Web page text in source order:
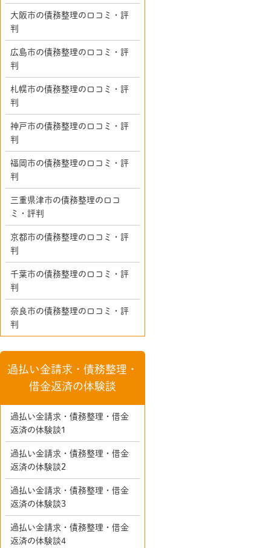
大阪市の債務整理の口コミ・評
判
広島市の債務整理の口コミ・評
判
札幌市の債務整理の口コミ・評
判
神戸市の債務整理の口コミ・評
判
福岡市の債務整理の口コミ・評
判
三重県津市の債務整理の口コ
ミ・評判
京都市の債務整理の口コミ・評
判
千葉市の債務整理の口コミ・評
判
奈良市の債務整理の口コミ・評
判
過払い金請求・債務整理・
借金返済の体験談
過払い金請求・債務整理・借金
返済の体験談1
過払い金請求・債務整理・借金
返済の体験談2
過払い金請求・債務整理・借金
返済の体験談3
過払い金請求・債務整理・借金
返済の体験談4